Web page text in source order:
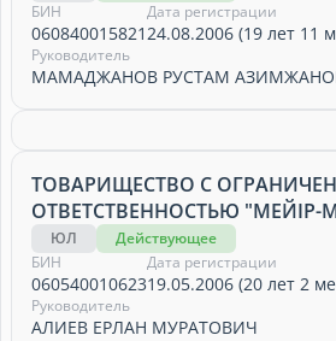
БИН
060840015821
Дата регистрации
24.08.2006 (19 лет 11
Руководитель
МАМАДЖАНОВ РУСТАМ
ТОВАРИЩЕСТВО С
ОТВЕТСТВЕННОСТЬЮ "МЕЙІР-
ЮЛ
Действующее
БИН
060540010623
Дата регистрации
19.05.2006 (20 лет 2
Руководитель
АЛИЕВ ЕРЛАН МУРАТОВИЧ